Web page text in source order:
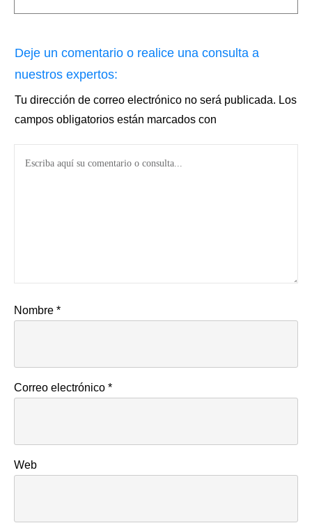
Deje un comentario o realice una consulta a
nuestros expertos:
Tu dirección de correo electrónico no será publicada. Los
campos obligatorios están marcados con
Nombre *
Correo electrónico *
Web